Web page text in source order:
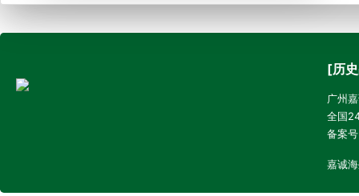
[历
广州
全国
备案
嘉诚